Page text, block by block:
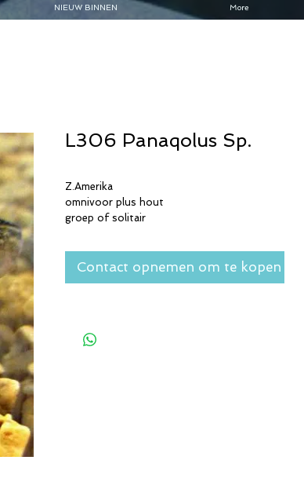
NIEUW BINNEN More
L306 Panaqolus Sp.
Z.Amerika
omnivoor plus hout
groep of solitair
Contact opnemen om te kopen